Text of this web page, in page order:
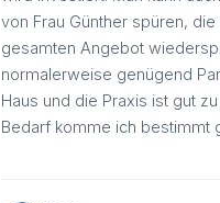
von Frau Günther spüren,
gesamten Angebot
normalerweise genügend
Haus und die Praxis ist gut
Bedarf komme ich bestimmt